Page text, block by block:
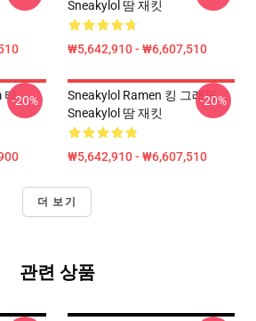
Sneakylol 땀 재킷
₩5,642,910 - ₩6,607,510
티-20%
Sneakylol Ramen 킹 그래픽
Sneakylol 땀 재킷
₩5,642,910 - ₩6,607,510
-20%
더 보기
관련 상품